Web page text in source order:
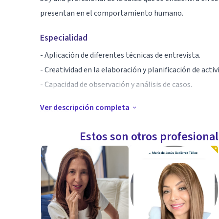
presentan en el comportamiento humano.
Especialidad
- Aplicación de diferentes técnicas de entrevista.
- Creatividad en la elaboración y planificación de
- Capacidad de observación y análisis de casos.
Aptitudes
educacional, ante cualquier situación que se llegue
aprendizaje.
Ver descripción completa
Estos son otros